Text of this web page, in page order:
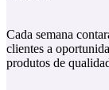
Cada semana
clientes a
produtos de